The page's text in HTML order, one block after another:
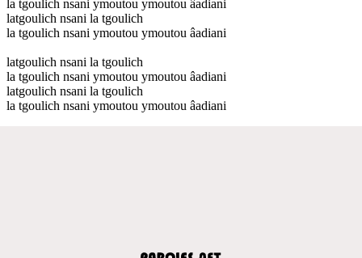
la tgoulich nsani ymoutou ymoutou âadiani
latgoulich nsani la tgoulich
la tgoulich nsani ymoutou ymoutou âadiani
latgoulich nsani la tgoulich
la tgoulich nsani ymoutou ymoutou âadiani
latgoulich nsani la tgoulich
la tgoulich nsani ymoutou ymoutou âadiani